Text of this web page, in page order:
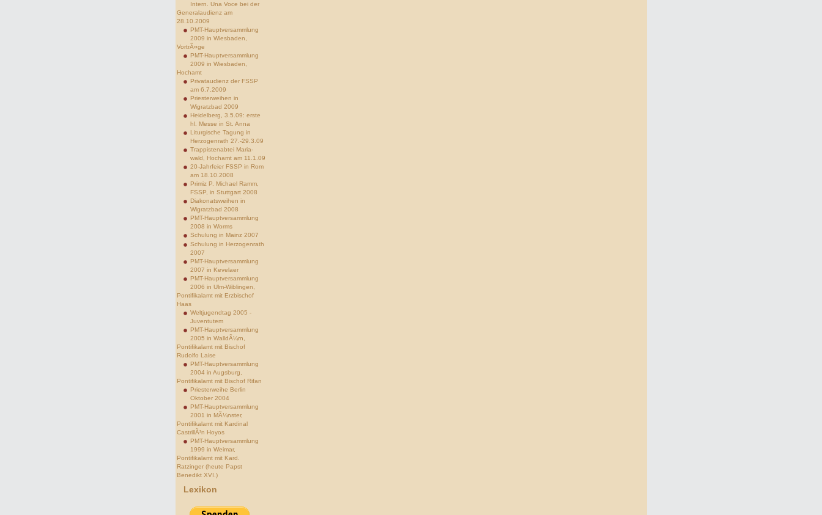
Intern. Una Voce bei der
Generalaudienz am
28.10.2009
PMT-Hauptversammlung
2009 in Wiesbaden,
VortrÃ¤ge
PMT-Hauptversammlung
2009 in Wiesbaden,
Hochamt
Privataudienz der FSSP
am 6.7.2009
Priesterweihen in
Wigratzbad 2009
Heidelberg, 3.5.09: erste
hl. Messe in St. Anna
Liturgische Tagung in
Herzogenrath 27.-29.3.09
Trappistenabtei Maria-
wald, Hochamt am 11.1.09
20-Jahrfeier FSSP in Rom
am 18.10.2008
Primiz P. Michael Ramm,
FSSP, in Stuttgart 2008
Diakonatsweihen in
Wigratzbad 2008
PMT-Hauptversammlung
2008 in Worms
Schulung in Mainz 2007
Schulung in Herzogenrath
2007
PMT-Hauptversammlung
2007 in Kevelaer
PMT-Hauptversammlung
2006 in Ulm-Wiblingen,
Pontifikalamt mit Erzbischof
Haas
Weltjugendtag 2005 -
Juventutem
PMT-Hauptversammlung
2005 in WalldÃ¼rn,
Pontifikalamt mit Bischof
Rudolfo Laise
PMT-Hauptversammlung
2004 in Augsburg,
Pontifikalamt mit Bischof Rifan
Priesterweihe Berlin
Oktober 2004
PMT-Hauptversammlung
2001 in MÃ¼nster,
Pontifikalamt mit Kardinal
CastrillÃ³n Hoyos
PMT-Hauptversammlung
1999 in Weimar,
Pontifikalamt mit Kard.
Ratzinger (heute Papst
Benedikt XVI.)
Lexikon